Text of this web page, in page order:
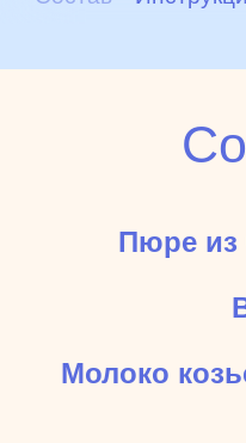
Пюре из
Молоко